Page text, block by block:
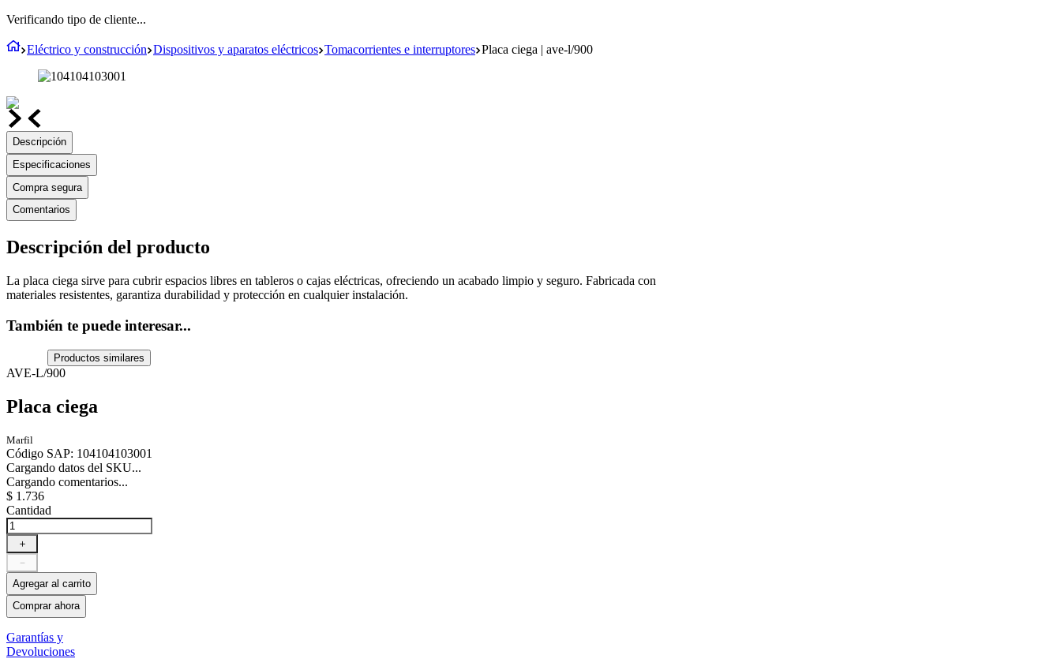
Verificando tipo de cliente...
Eléctrico y construcción Dispositivos y aparatos eléctricos Tomacorrientes e interruptores Placa ciega | ave-l/900
Descripción
Especificaciones
Compra segura
Comentarios
Descripción del producto
La placa ciega sirve para cubrir espacios libres en tableros o cajas eléctricas, ofreciendo un acabado limpio y seguro. Fabricada con
materiales resistentes, garantiza durabilidad y protección en cualquier instalación.
También te puede interesar...
Productos similares
AVE-L/900
Placa ciega
Marfil
Código SAP: 104104103001
Cargando datos del SKU...
Cargando comentarios...
$ 1.736
Cantidad
＋
－
Agregar al carrito
Comprar ahora
Garantías y
Devoluciones